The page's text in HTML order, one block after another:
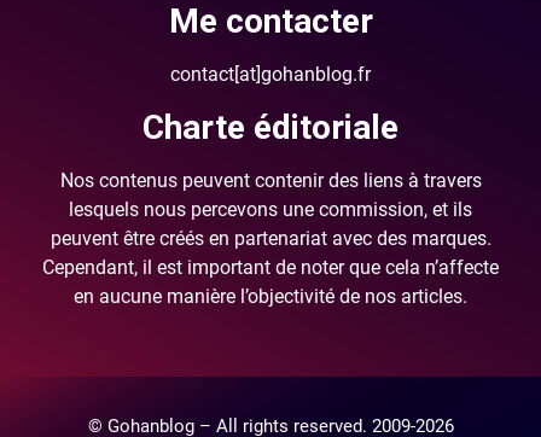
Me contacter
contact[at]gohanblog.fr
Charte éditoriale
Nos contenus peuvent contenir des liens à travers
lesquels nous percevons une commission, et ils
peuvent être créés en partenariat avec des marques.
Cependant, il est important de noter que cela n’affecte
en aucune manière l’objectivité de nos articles.
© Gohanblog – All rights reserved. 2009-2026